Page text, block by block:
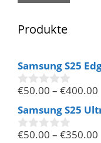
Produkte
Samsung S25
0
o
n
5
€50.00 – €400.00
Samsung S25
0
€50.00 – €350.00